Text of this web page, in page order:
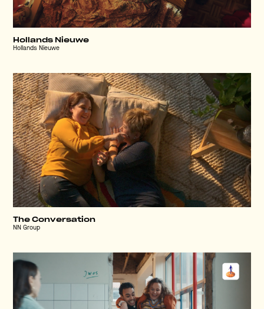
Hollands Nieuwe
Hollands Nieuwe
The Conversation
NN Group